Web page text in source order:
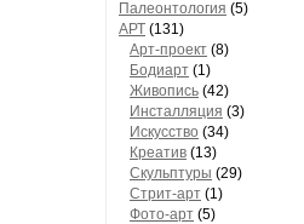
Палеонтология (5)
АРТ (131)
Арт-проект (8)
Бодиарт (1)
Живопись (42)
Инсталляция (3)
Искусство (34)
Креатив (13)
Скульптуры (29)
Стрит-арт (1)
Фото-арт (5)